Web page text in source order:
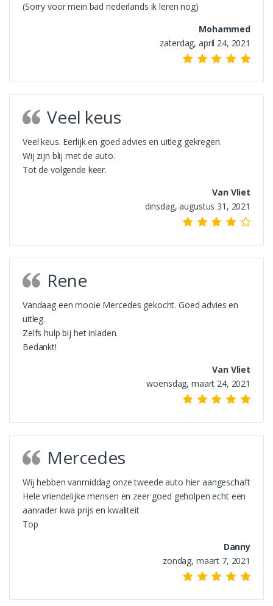
(Sorry voor mein bad nederlands ik leren nog)
Mohammed
zaterdag, april 24, 2021
Veel keus
Veel keus. Eerlijk en goed advies en uitleg gekregen.
Wij zijn blij met de auto.
Tot de volgende keer.
Van Vliet
dinsdag, augustus 31, 2021
Rene
Vandaag een mooie Mercedes gekocht. Goed advies en
uitleg.
Zelfs hulp bij het inladen.
Bedankt!
Van Vliet
woensdag, maart 24, 2021
Mercedes
Wij hebben vanmiddag onze tweede auto hier aangeschaft
Hele vriendelijke mensen en zeer goed geholpen echt een
aanrader kwa prijs en kwaliteit
Top
Danny
zondag, maart 7, 2021